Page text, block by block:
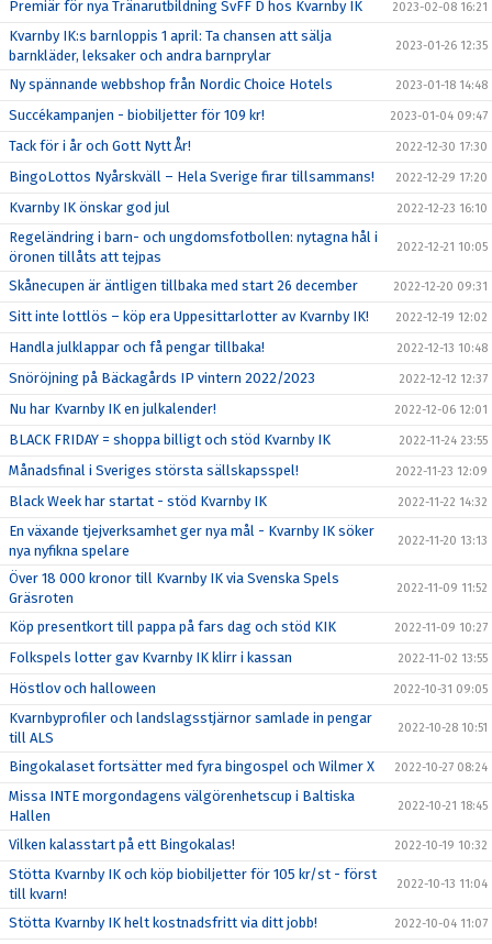
Premiär för nya Tränarutbildning SvFF D hos Kvarnby IK 2023-02-08 16:21
Kvarnby IK:s barnloppis 1 april: Ta chansen att sälja
barnkläder, leksaker och andra barnprylar
2023-01-26 12:35
Ny spännande webbshop från Nordic Choice Hotels 2023-01-18 14:48
Succékampanjen - biobiljetter för 109 kr! 2023-01-04 09:47
Tack för i år och Gott Nytt År! 2022-12-30 17:30
BingoLottos Nyårskväll – Hela Sverige firar tillsammans! 2022-12-29 17:20
Kvarnby IK önskar god jul 2022-12-23 16:10
Regeländring i barn- och ungdomsfotbollen: nytagna hål i
öronen tillåts att tejpas
2022-12-21 10:05
Skånecupen är äntligen tillbaka med start 26 december 2022-12-20 09:31
Sitt inte lottlös – köp era Uppesittarlotter av Kvarnby IK! 2022-12-19 12:02
Handla julklappar och få pengar tillbaka! 2022-12-13 10:48
Snöröjning på Bäckagårds IP vintern 2022/2023 2022-12-12 12:37
Nu har Kvarnby IK en julkalender! 2022-12-06 12:01
BLACK FRIDAY = shoppa billigt och stöd Kvarnby IK 2022-11-24 23:55
Månadsfinal i Sveriges största sällskapsspel! 2022-11-23 12:09
Black Week har startat - stöd Kvarnby IK 2022-11-22 14:32
En växande tjejverksamhet ger nya mål - Kvarnby IK söker
nya nyfikna spelare
2022-11-20 13:13
Över 18 000 kronor till Kvarnby IK via Svenska Spels
Gräsroten
2022-11-09 11:52
Köp presentkort till pappa på fars dag och stöd KIK 2022-11-09 10:27
Folkspels lotter gav Kvarnby IK klirr i kassan 2022-11-02 13:55
Höstlov och halloween 2022-10-31 09:05
Kvarnbyprofiler och landslagsstjärnor samlade in pengar
till ALS
2022-10-28 10:51
Bingokalaset fortsätter med fyra bingospel och Wilmer X 2022-10-27 08:24
Missa INTE morgondagens välgörenhetscup i Baltiska
Hallen
2022-10-21 18:45
Vilken kalasstart på ett Bingokalas! 2022-10-19 10:32
Stötta Kvarnby IK och köp biobiljetter för 105 kr/st - först
till kvarn!
2022-10-13 11:04
Stötta Kvarnby IK helt kostnadsfritt via ditt jobb! 2022-10-04 11:07